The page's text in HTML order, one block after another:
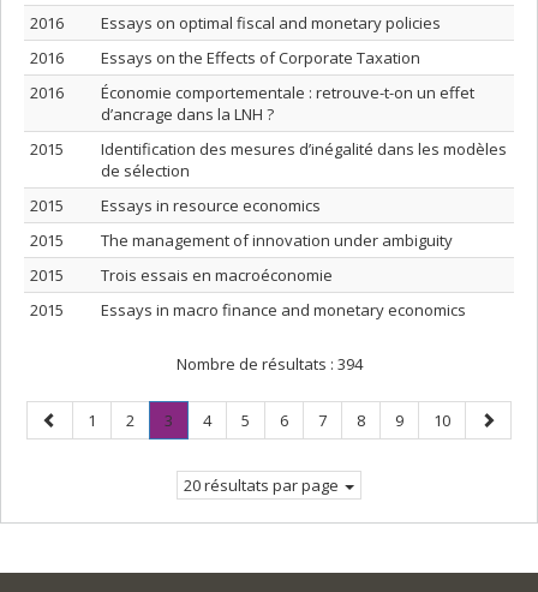
2016
Essays on optimal fiscal and monetary policies
2016
Essays on the Effects of Corporate Taxation
2016
Économie comportementale : retrouve-t-on un effet
d’ancrage dans la LNH ?
2015
Identification des mesures d’inégalité dans les modèles
de sélection
2015
Essays in resource economics
2015
The management of innovation under ambiguity
2015
Trois essais en macroéconomie
2015
Essays in macro finance and monetary economics
Nombre de résultats : 394
Page
précédente
Page
1 Page
2 Page
3
Page
Page
4 Page
5 Page
6 Page
7 Page
8 Page
9 Page
10
Page
20 résultats par page